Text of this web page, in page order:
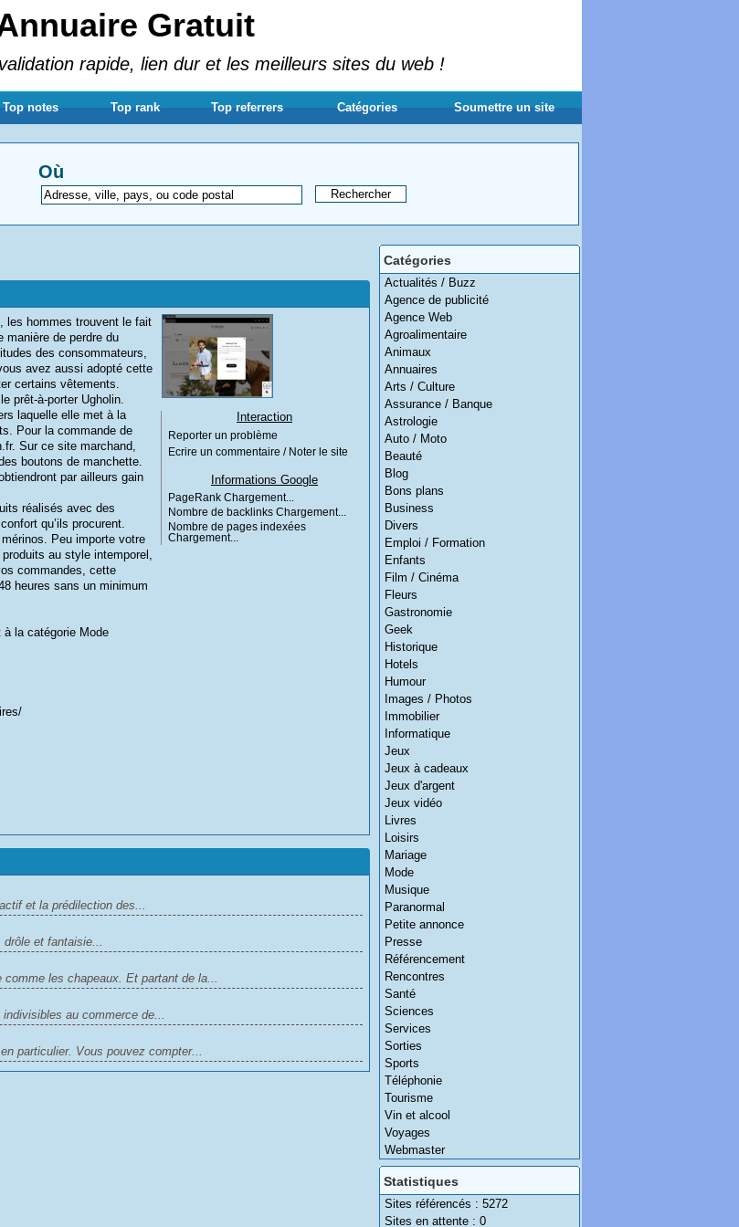
Gratuit
rapide, lien dur et les meilleurs sites du web !
Top notes Top rank Top referrers Catégories Soumettre un site
Où
Catégories
Actualités / Buzz
Agence de publicité
Agence Web
Agroalimentaire
Animaux
Annuaires
Arts / Culture
Assurance / Banque
Astrologie
Auto / Moto
Beauté
Blog
Bons plans
Business
Divers
Emploi / Formation
Enfants
Film / Cinéma
Fleurs
Gastronomie
Geek
Historique
Hotels
Humour
Images / Photos
Immobilier
Informatique
Jeux
Jeux à cadeaux
Jeux d'argent
Jeux vidéo
Livres
Loisirs
Mariage
Mode
Musique
Paranormal
Petite annonce
Presse
Référencement
Rencontres
Santé
Sciences
Services
Sorties
Sports
Téléphonie
Tourisme
Vin et alcool
Voyages
Webmaster
Statistiques
Sites référencés : 5272
Sites en attente : 0
les hommes trouvent le fait
manière de perdre du
des consommateurs,
avez aussi adopté cette
certains vêtements.
prêt-à-porter Ugholin.
laquelle elle met à la
Pour la commande de
Sur ce site marchand,
boutons de manchette.
par ailleurs gain
réalisés avec des
qu’ils procurent.
Peu importe votre
au style intemporel,
commandes, cette
heures sans un minimum
à la catégorie Mode
Interaction
Reporter un problème
Ecrire un commentaire / Noter le site
Informations Google
PageRank Chargement...
Nombre de backlinks Chargement...
Nombre de pages indexées
Chargement...
et la prédilection des...
et fantaisie...
les chapeaux. Et partant de la...
au commerce de...
particulier. Vous pouvez compter...